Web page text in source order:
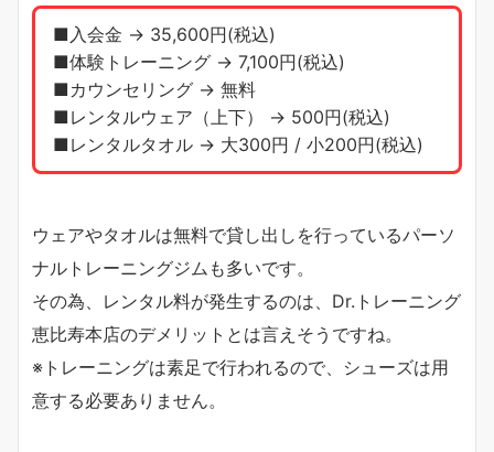
■入会金 → 35,600円(税込)
■体験トレーニング → 7,100円(税込)
■カウンセリング → 無料
■レンタルウェア（上下） → 500円(税込)
■レンタルタオル → 大300円 / 小200円(税込)
ウェアやタオルは無料で貸し出しを行っているパーソ
ナルトレーニングジムも多いです。
その為、レンタル料が発生するのは、Dr.トレーニング
恵比寿本店のデメリットとは言えそうですね。
※トレーニングは素足で行われるので、シューズは用
意する必要ありません。